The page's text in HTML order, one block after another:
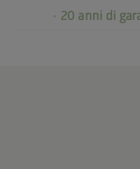
20 anni di